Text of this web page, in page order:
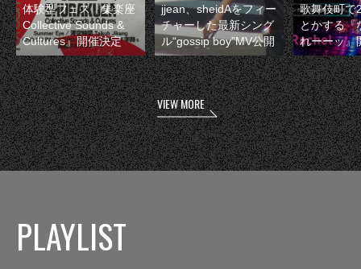
体験型フェス『集楽座
Collective Sounds &
Cultures』開催決定
jjean、sheidAをフィー
チャーした最新シング
ル“gossip boy”MV公開
歌舞伎町で
とかする『
れーーッ』
VIEW MORE
PLAYLIST